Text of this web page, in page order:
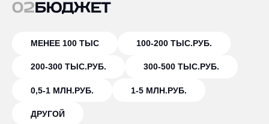
02 БЮДЖЕТ
МЕНЕЕ 100 ТЫС 100-200 ТЫС.РУБ.
200-300 ТЫС.РУБ. 300-500 ТЫС.РУБ.
0,5-1 МЛН.РУБ. 1-5 МЛН.РУБ.
ДРУГОЙ